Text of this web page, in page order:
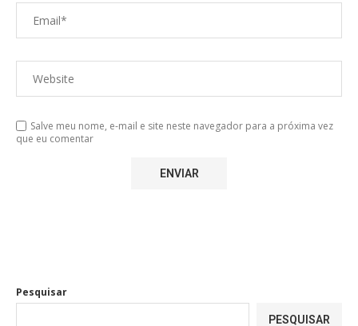
Salve meu nome, e-mail e site neste navegador para a próxima vez
que eu comentar
Pesquisar
PESQUISAR